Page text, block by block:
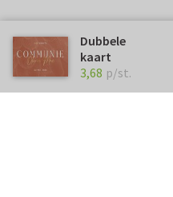
Dubbele
kaart
€ 3,68p/st.
3,68 p/st.